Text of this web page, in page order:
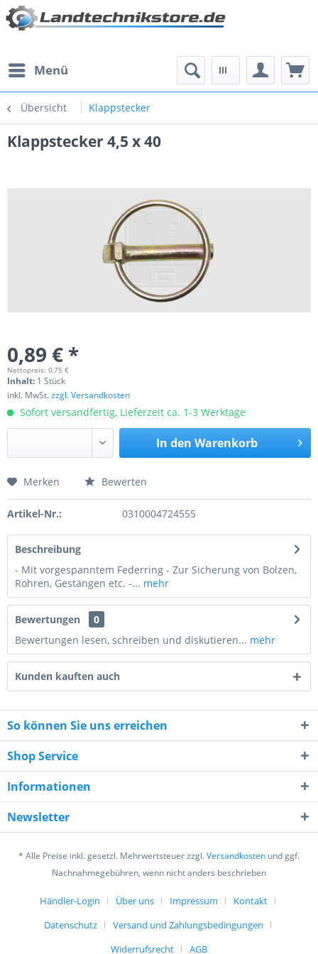
Menü
Übersicht Klappstecker
Klappstecker 4,5 x 40
0,89 € *
Nettopreis: 0,75 €
Inhalt: 1 Stück
inkl. MwSt.zzgl. Versandkosten
Sofort versandfertig, Lieferzeit ca. 1-3 Werktage
In den Warenkorb
Preis anfragen
3 * 6 = ?
Ich habe die Datenschutzerklärung
verstanden und stimme zu. *
Mit * gekennzeichnete Felder sind Pflichtfelder.
Senden
Merken Bewerten
Artikel-Nr.: 0310004724555
Beschreibung
- Mit vorgespanntem Federring - Zur Sicherung von Bolzen,
Rohren, Gestängen etc. -... mehr
Bewertungen
0
Bewertungen lesen, schreiben und diskutieren... mehr
Kunden kauften auch
So können Sie uns erreichen
Shop Service
Informationen
Newsletter
* Alle Preise inkl. gesetzl. Mehrwertsteuer zzgl.Versandkosten und ggf.
Nachnahmegebühren, wenn nicht anders beschrieben
Händler-Login Über uns Impressum
Kontakt
Datenschutz
Versand und Zahlungsbedingungen
Widerrufsrecht
AGB